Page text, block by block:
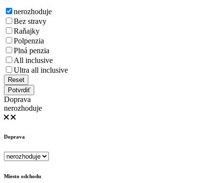
nerozhoduje
Bez stravy
Raňajky
Polpenzia
Plná penzia
All inclusive
Ultra all inclusive
Reset
Potvrdiť
Doprava
nerozhoduje
Doprava
Miesto odchodu